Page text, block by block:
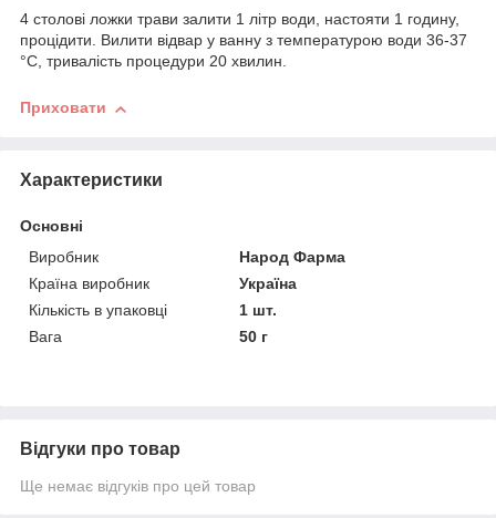
4 столові ложки трави залити 1 літр води, настояти 1 годину,
процідити. Вилити відвар у ванну з температурою води 36-37
°C, тривалість процедури 20 хвилин.
Приховати
Характеристики
Основні
Виробник
Народ Фарма
Країна виробник
Україна
Кількість в упаковці
1 шт.
Вага
50 г
Відгуки про товар
Ще немає відгуків про цей товар